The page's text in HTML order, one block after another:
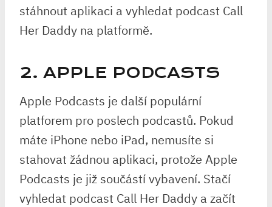
stáhnout aplikaci a vyhledat podcast Call
Her Daddy na platformě.
2. APPLE PODCASTS
Apple Podcasts je další populární
platforem pro poslech podcastů. Pokud
máte iPhone nebo iPad, nemusíte si
stahovat žádnou aplikaci, protože Apple
Podcasts je již součástí vybavení. Stačí
vyhledat podcast Call Her Daddy a začít